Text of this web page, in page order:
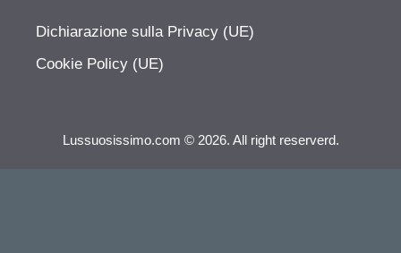
Dichiarazione sulla Privacy (UE)
Cookie Policy (UE)
Lussuosissimo.com © 2026. All right reserverd.